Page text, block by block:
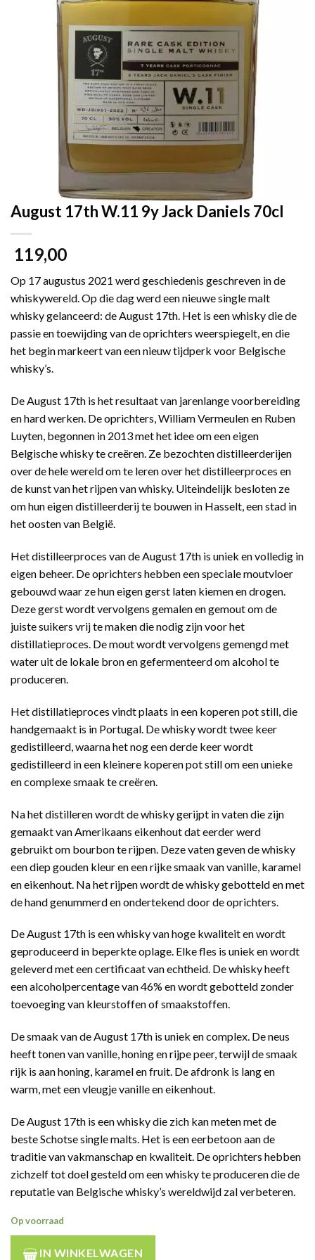
August 17th W.11 9y Jack Daniels 70cl
119,00
Op 17 augustus 2021 werd geschiedenis geschreven in de
whiskywereld. Op die dag werd een nieuwe single malt
whisky gelanceerd: de August 17th. Het is een whisky die de
passie en toewijding van de oprichters weerspiegelt, en die
het begin markeert van een nieuw tijdperk voor Belgische
whisky’s.
De August 17th is het resultaat van jarenlange voorbereiding
en hard werken. De oprichters, William Vermeulen en Ruben
Luyten, begonnen in 2013 met het idee om een eigen
Belgische whisky te creëren. Ze bezochten distilleerderijen
over de hele wereld om te leren over het distilleerproces en
de kunst van het rijpen van whisky. Uiteindelijk besloten ze
om hun eigen distilleerderij te bouwen in Hasselt, een stad in
het oosten van België.
Het distilleerproces van de August 17th is uniek en volledig in
eigen beheer. De oprichters hebben een speciale moutvloer
gebouwd waar ze hun eigen gerst laten kiemen en drogen.
Deze gerst wordt vervolgens gemalen en gemout om de
juiste suikers vrij te maken die nodig zijn voor het
distillatieproces. De mout wordt vervolgens gemengd met
water uit de lokale bron en gefermenteerd om alcohol te
produceren.
Het distillatieproces vindt plaats in een koperen pot still, die
handgemaakt is in Portugal. De whisky wordt twee keer
gedistilleerd, waarna het nog een derde keer wordt
gedistilleerd in een kleinere koperen pot still om een unieke
en complexe smaak te creëren.
Na het distilleren wordt de whisky gerijpt in vaten die zijn
gemaakt van Amerikaans eikenhout dat eerder werd
gebruikt om bourbon te rijpen. Deze vaten geven de whisky
een diep gouden kleur en een rijke smaak van vanille, karamel
en eikenhout. Na het rijpen wordt de whisky gebotteld en met
de hand genummerd en ondertekend door de oprichters.
De August 17th is een whisky van hoge kwaliteit en wordt
geproduceerd in beperkte oplage. Elke fles is uniek en wordt
geleverd met een certificaat van echtheid. De whisky heeft
een alcoholpercentage van 46% en wordt gebotteld zonder
toevoeging van kleurstoffen of smaakstoffen.
De smaak van de August 17th is uniek en complex. De neus
heeft tonen van vanille, honing en rijpe peer, terwijl de smaak
rijk is aan honing, karamel en fruit. De afdronk is lang en
warm, met een vleugje vanille en eikenhout.
De August 17th is een whisky die zich kan meten met de
beste Schotse single malts. Het is een eerbetoon aan de
traditie van vakmanschap en kwaliteit. De oprichters hebben
zichzelf tot doel gesteld om een whisky te produceren die de
reputatie van Belgische whisky’s wereldwijd zal verbeteren.
Op voorraad
IN WINKELWAGEN